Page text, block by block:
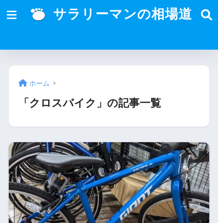
サラリーマンの相場道
ホーム
「クロスバイク」の記事一覧